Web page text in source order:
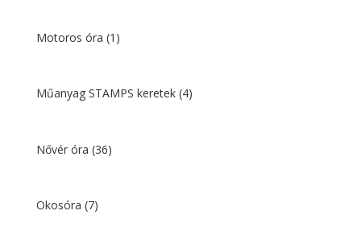
Motoros óra (1)
Műanyag STAMPS keretek (4)
Nővér óra (36)
Okosóra (7)